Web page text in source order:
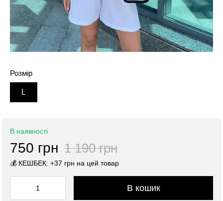
Розмір
L
В наявності
750 грн 1 190 грн
💰 КЕШБЕК: +37 грн на цей товар
В кошик